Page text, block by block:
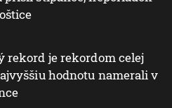
rekord je rekordom celej
hodnotu namerali v